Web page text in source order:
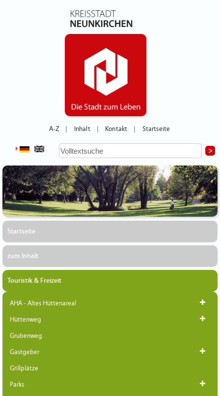
A-Z Inhalt Kontakt Startseite
Startseite
zum Inhalt
Touristik & Freizeit
AHA - Altes Hüttenareal
Hüttenweg
Grubenweg
Gastgeber
Grillplätze
Parks